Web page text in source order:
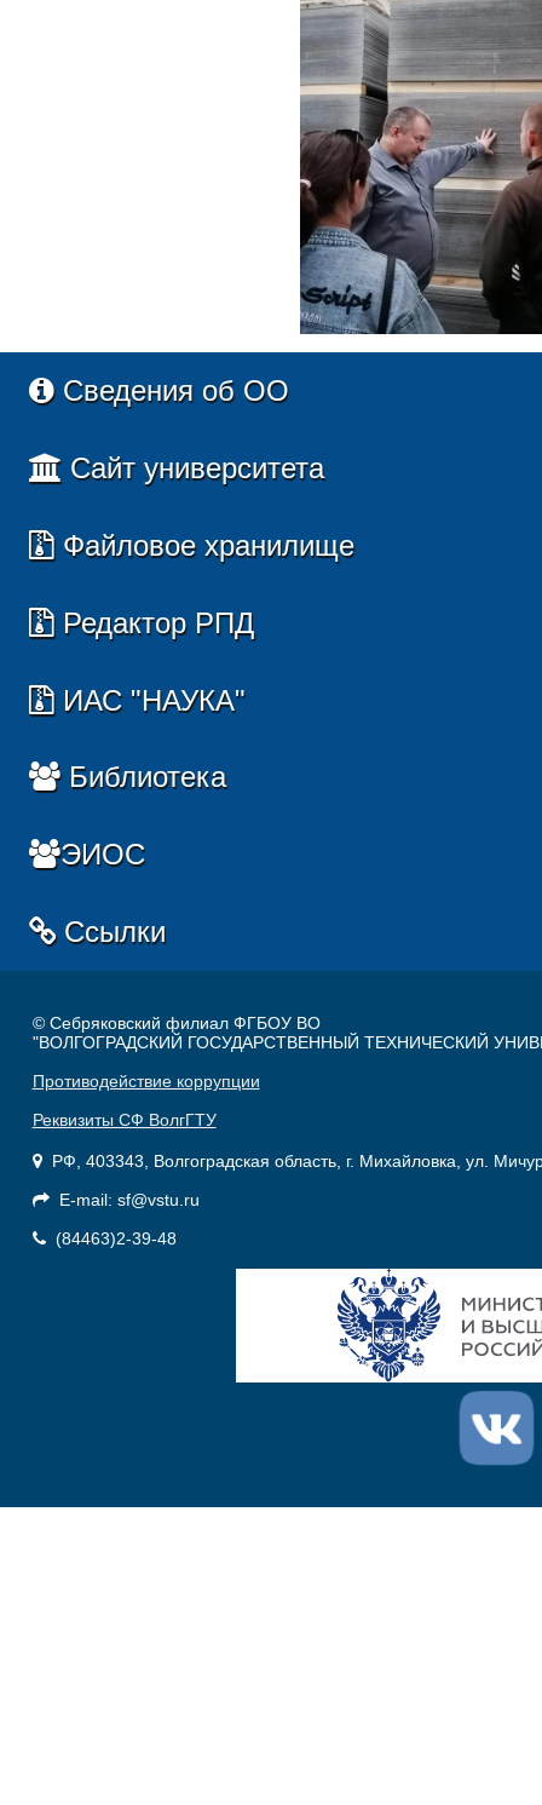
Сведения об ОО
Сайт университета
Файловое хранилище
Редактор РПД
ИАС "НАУКА"
Библиотека
ЭИОС
Ссылки
© Себряковский филиал ФГБОУ ВО
"ВОЛГОГРАДСКИЙ ГОСУДАРСТВЕННЫЙ ТЕХНИЧЕСКИЙ
Противодействие коррупции
Реквизиты СФ ВолгГТУ
РФ, 403343, Волгоградская область, г. Михайловка, ул.
E-mail: sf@vstu.ru
(84463)2-39-48